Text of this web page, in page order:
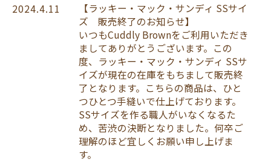
2024.4.11
【ラッキー・マック・サンディ SSサイ
ズ 販売終了のお知らせ】
いつもCuddly Brownをご利用いただき
ましてありがとうございます。この
度、ラッキー・マック・サンディ SSサ
イズが現在の在庫をもちまして販売終
了となります。こちらの商品は、ひと
つひとつ手縫いで仕上げております。
SSサイズを作る職人がいなくなるた
め、苦渋の決断となりました。何卒ご
理解のほど宜しくお願い申し上げま
す。